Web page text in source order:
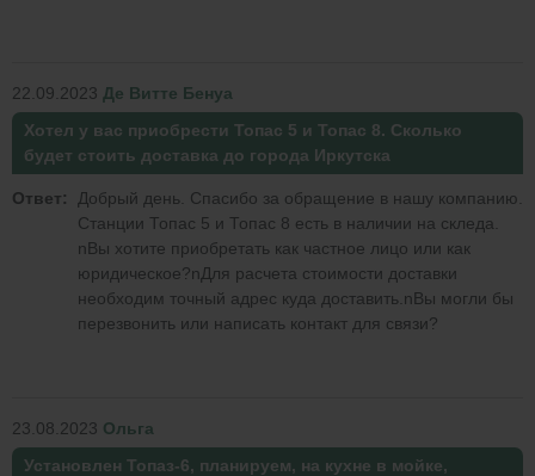
22.09.2023 Де Витте Бенуа
Хотел у вас приобрести Топас 5 и Топас 8. Сколько
будет стоить доставка до города Иркутска
Ответ:
Добрый день. Спасибо за обращение в нашу компанию.
Станции Топас 5 и Топас 8 есть в наличии на скледа.
nВы хотите приобретать как частное лицо или как
юридическое?nДля расчета стоимости доставки
необходим точный адрес куда доставить.nВы могли бы
перезвонить или написать контакт для связи?
23.08.2023 Ольга
Установлен Топаз-6, планируем, на кухне в мойке,